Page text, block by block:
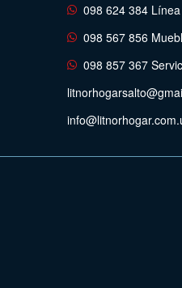
098 624 384
098 567 856
098 857 367